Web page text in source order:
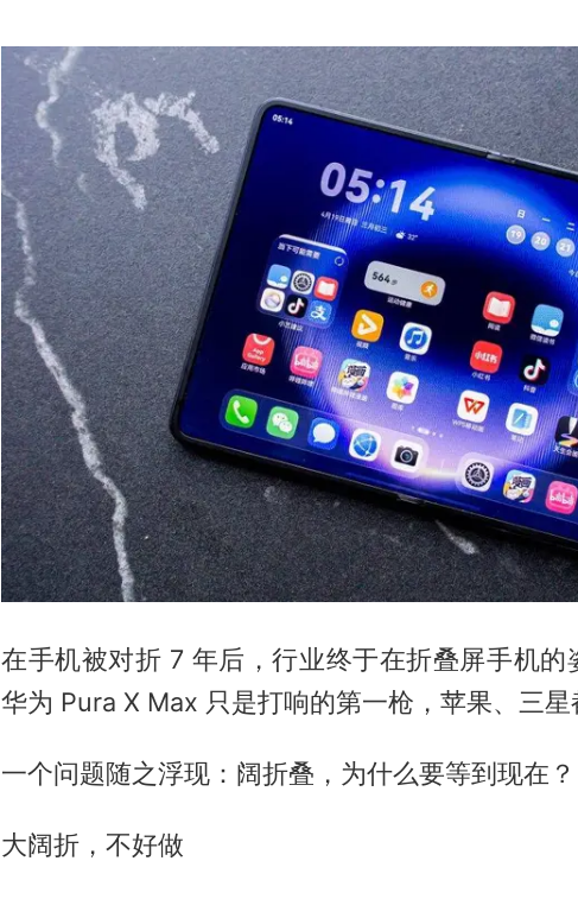
在手机被对折 7 年后，行业终于在折叠屏手机的
华为 Pura X Max 只是打响的第一枪，苹果、三星
一个问题随之浮现：阔折叠，为什么要等到现在？
大阔折，不好做